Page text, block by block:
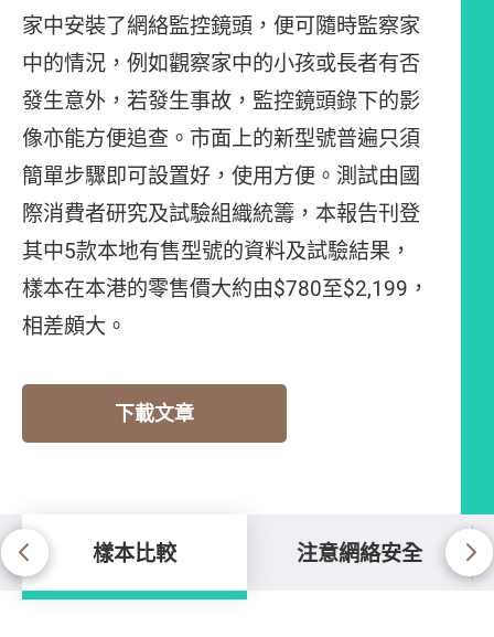
家中安裝了網絡監控鏡頭，便可隨時監察家
中的情況，例如觀察家中的小孩或長者有否
發生意外，若發生事故，監控鏡頭錄下的影
像亦能方便追查。市面上的新型號普遍只須
簡單步驟即可設置好，使用方便。測試由國
際消費者研究及試驗組織統籌，本報告刊登
其中5款本地有售型號的資料及試驗結果，
樣本在本港的零售價大約由$780至$2,199，
相差頗大。
下載文章
樣本比較 注意網絡安全
樣本比較